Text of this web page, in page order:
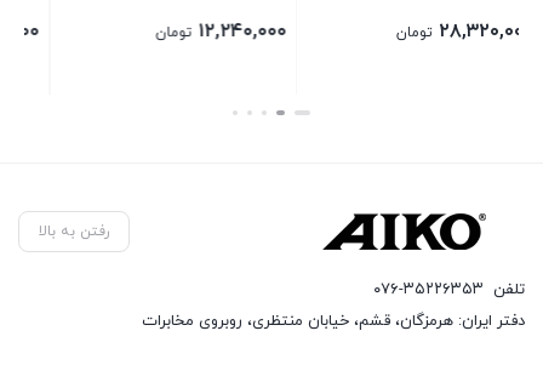
۳۱,۲۰۰,۰۰۰ ۵,۸۸۰,۰۰۰
رفتن به بالا
تلفن ۰۷۶-۳۵۲۲۶۳۵۳
دفتر ایران: هرمزگان، قشم، خیابان منتظری، روبروی مخابرات